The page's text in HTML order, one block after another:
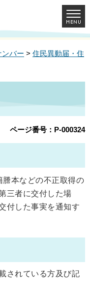
ンバー > 住民異動届・住
ページ番号：P-000324
本などの不正取得の
三者に交付した場
付した事実を通知す
されている方及び記